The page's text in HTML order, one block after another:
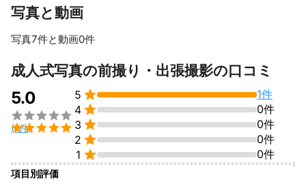
・日本民間放送連盟賞　最優秀賞
・ギャラクシー賞　2回
他多数
これまでの実績
【経歴】
◆写真
・家族撮影（誕生日・入園記念など）
・ニューボーン撮影
・プロフィール撮影
写真と動画
写真7件と動画0件
すべて見る
成人式写真の前撮り・出張撮影の口コミ
5.0


(1件)
5 
1件
4 
0件
3 
0件
2 
0件
1  0件
項目別評価